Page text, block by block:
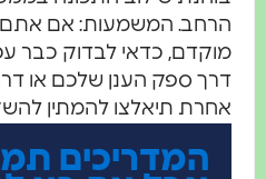
הרחב. המשמעות: אם אתם
מוקדם, כדאי לבדוק כבר
אחרת תיאלצו להמתין
המדריכים